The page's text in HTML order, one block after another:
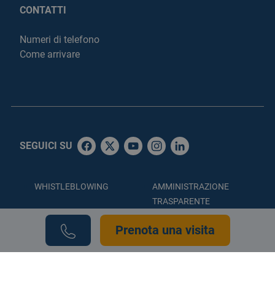
CONTATTI
Numeri di telefono
Come arrivare
SEGUICI SU
WHISTLEBLOWING
AMMINISTRAZIONE
TRASPARENTE
ACCESSIBILITÀ
COOKIE POLICY
Prenota una visita